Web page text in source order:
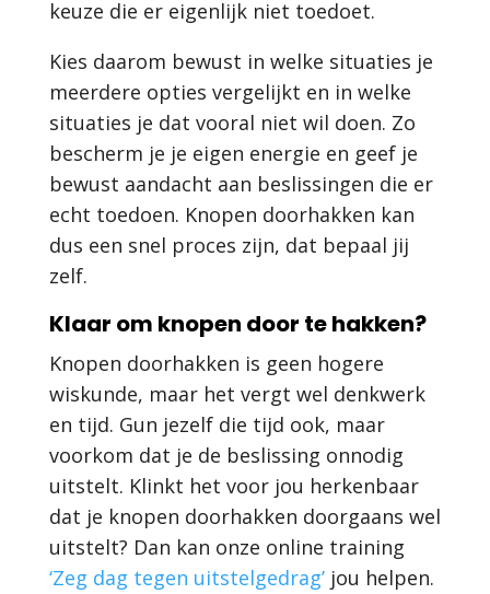
keuze die er eigenlijk niet toedoet.
Kies daarom bewust in welke situaties je
meerdere opties vergelijkt en in welke
situaties je dat vooral niet wil doen. Zo
bescherm je je eigen energie en geef je
bewust aandacht aan beslissingen die er
echt toedoen. Knopen doorhakken kan
dus een snel proces zijn, dat bepaal jij
zelf.
Klaar om knopen door te hakken?
Knopen doorhakken is geen hogere
wiskunde, maar het vergt wel denkwerk
en tijd. Gun jezelf die tijd ook, maar
voorkom dat je de beslissing onnodig
uitstelt. Klinkt het voor jou herkenbaar
dat je knopen doorhakken doorgaans wel
uitstelt? Dan kan onze online training
‘Zeg dag tegen uitstelgedrag’jou helpen.